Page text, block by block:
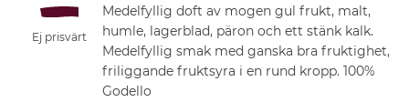
Ej prisvärt
Medelfyllig doft av mogen gul frukt, malt,
humle, lagerblad, päron och ett stänk kalk.
Medelfyllig smak med ganska bra fruktighet,
friliggande fruktsyra i en rund kropp. 100%
Godello